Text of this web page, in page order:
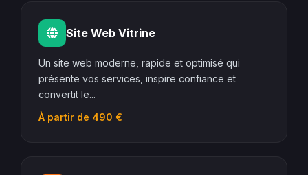
Site Web Vitrine
Un site web moderne, rapide et optimisé qui
présente vos services, inspire confiance et
convertit le...
À partir de 490 €